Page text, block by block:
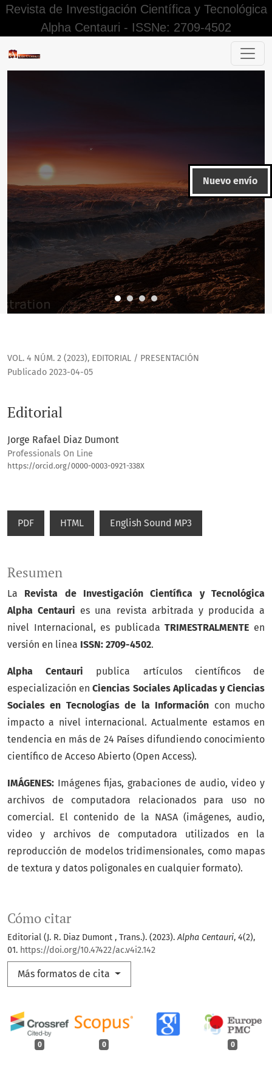
Revista de Investigación Científica y Tecnológica
Alpha Centauri - ISSNe: 2709-4502
Nuevo envío
VOL. 4 NÚM. 2 (2023), EDITORIAL / PRESENTACIÓN
Editorial
Publicado 2023-04-05
Jorge Rafael Diaz Dumont
Professionals On Line
https://orcid.org/0000-0003-0921-338X
PDF HTML English Sound MP3
Cómo citar
Editorial (J. R. Diaz Dumont , Trans.). (2023).Alpha Centauri, 4(2),
01. https://doi.org/10.47422/ac.v4i2.142
Más formatos de cita
0 0 0
Resumen
La Revista de Investigación Científica y Tecnológica
Alpha Centauri es una revista arbitrada y producida a
nivel Internacional, es publicadaTRIMESTRALMENTE en
versión en linea ISSN: 2709-4502.
Alpha Centauri publica artículos científicos de
especialización enCiencias Sociales Aplicadas y Ciencias
Sociales en Tecnologías de la Información con mucho
impacto a nivel internacional. Actualmente estamos en
tendencia en más de 24 Países difundiendo conocimiento
científico de Acceso Abierto (Open Access).
IMÁGENES: Imágenes fijas, grabaciones de audio, video y
archivos de computadora relacionados para uso no
comercial. El contenido de la NASA (imágenes, audio,
video y archivos de computadora utilizados en la
reproducción de modelos tridimensionales, como mapas
de textura y datos poligonales en cualquier formato).